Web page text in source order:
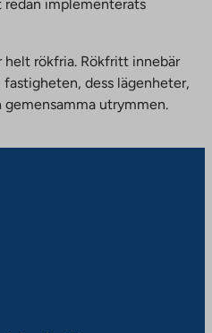
redan implementerats
helt rökfria. Rökfritt innebär
dess lägenheter,
gemensamma utrymmen.